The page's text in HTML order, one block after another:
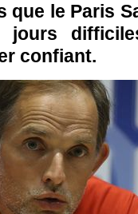
que le Paris
jours
confiant.